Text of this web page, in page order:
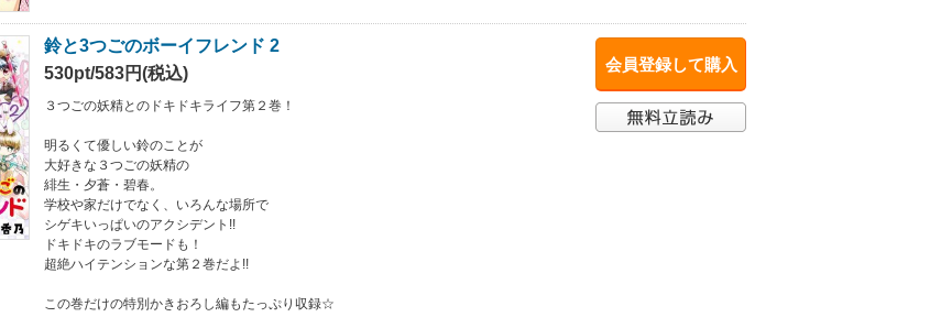
会員登録して購入
鈴と3つごのボーイフレンド 2
530pt/583円(税込)
３つごの妖精とのドキドキライフ第２巻！
明るくて優しい鈴のことが
大好きな３つごの妖精の
緋生・夕蒼・碧春。
学校や家だけでなく、いろんな場所で
シゲキいっぱいのアクシデント!!
ドキドキのラブモードも！
超絶ハイテンションな第２巻だよ!!
この巻だけの特別かきおろし編もたっぷり収録☆